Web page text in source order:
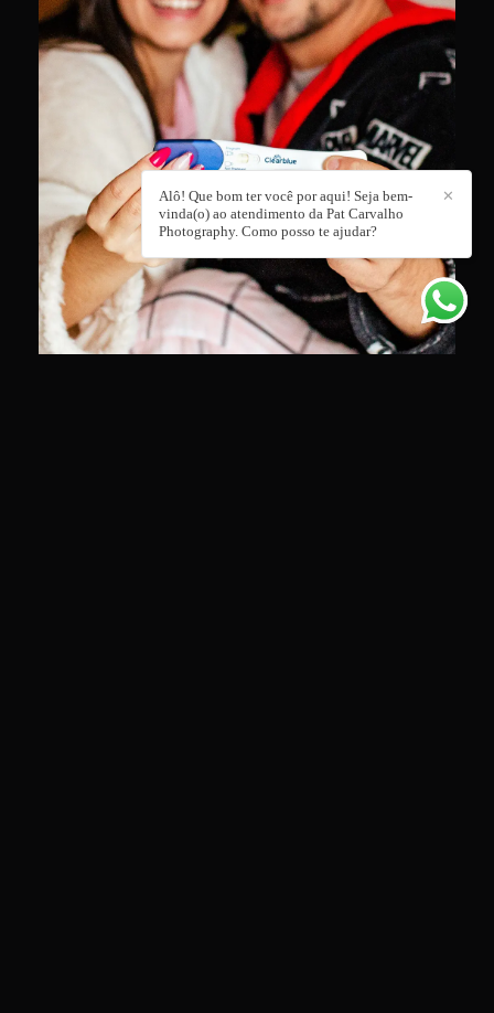
✕
Alô! Que bom ter você por aqui! Seja bem-
vinda(o) ao atendimento da Pat Carvalho
Photography. Como posso te ajudar?